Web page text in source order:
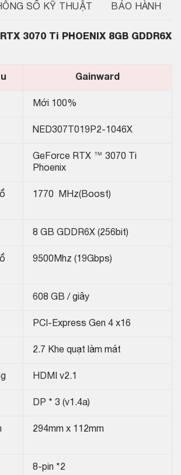
SỐ KỸ THUẬT BẢO HÀNH
3070 Ti PHOENIX 8GB GDDR6X
Gainward
Mới 100%
NED307T019P2-1046X
GeForce RTX ™ 3070 Ti
Phoenix
1770 MHz(Boost)
8 GB GDDR6X (256bit)
9500Mhz (19Gbps)
608 GB / giây
PCI-Express Gen 4 x16
2.7 Khe quạt làm mát
HDMI v2.1
DP * 3 (v1.4a)
294mm x 112mm
8-pin *2